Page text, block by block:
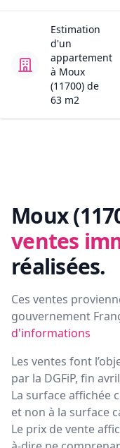
Estimation
d'un
appartement
à Moux
(11700) de
63 m2
Moux
ventes
réalisées.
Ces ventes
gouvernement
d'informations
Les ventes font
par la DGFiP, fin
La surface affichée
et non à la surface
Le prix de vente